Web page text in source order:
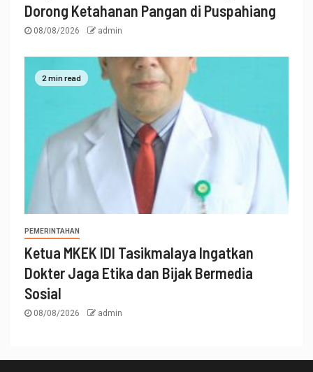
Dorong Ketahanan Pangan di Puspahiang
08/08/2026 admin
2 min read
PEMERINTAHAN
Ketua MKEK IDI Tasikmalaya Ingatkan
Dokter Jaga Etika dan Bijak Bermedia
Sosial
08/08/2026 admin